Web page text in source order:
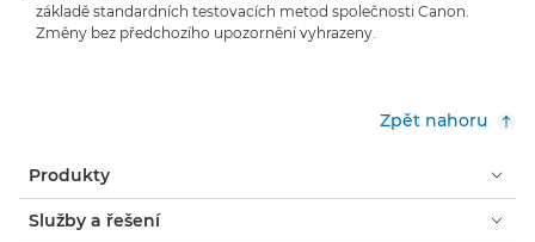
základě standardních testovacích metod společnosti Canon.
Změny bez předchozího upozornění vyhrazeny.
Zpět nahoru
Produkty
Služby a řešení